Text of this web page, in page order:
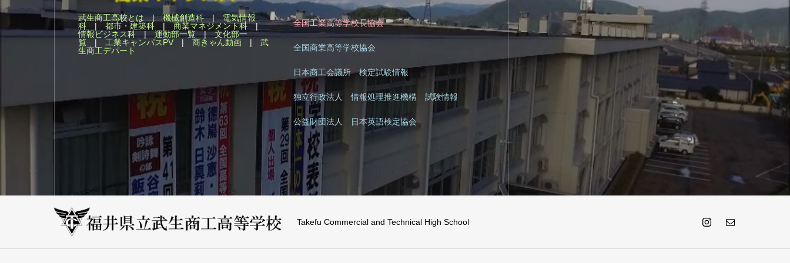
武生商工高校とは|機械創造科| 電気情報
科 | 都市・建築科 |商業マネジメント科|
情報ビジネス科|運動部一覧|文化部一
覧 | 工業キャンパスPV | 商きゃん動画 | 武
生商工デパート
全国工業高等学校長協会
全国商業高等学校協会
日本商工会議所 検定試験情報
独立行政法人 情報処理推進機構 試験情報
公益財団法人 日本英語検定協会
Takefu Commercial and Technical High School